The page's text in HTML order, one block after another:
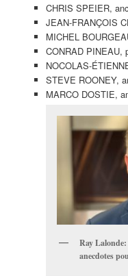
CHRIS SPEIER,
JEAN-FRANÇOIS
MICHEL
CONRAD PINEAU,
NOCOLAS-
STEVE ROONEY,
MARCO DOSTIE,
Ray Lalonde:
anecdotes